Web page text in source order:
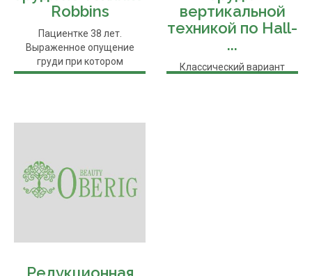
Robbins
Пациентке 38 лет.
Выраженное опущение
груди при котором
недостаток верхнего ...
вертикальной
техникой по Hall-
...
Классический вариант